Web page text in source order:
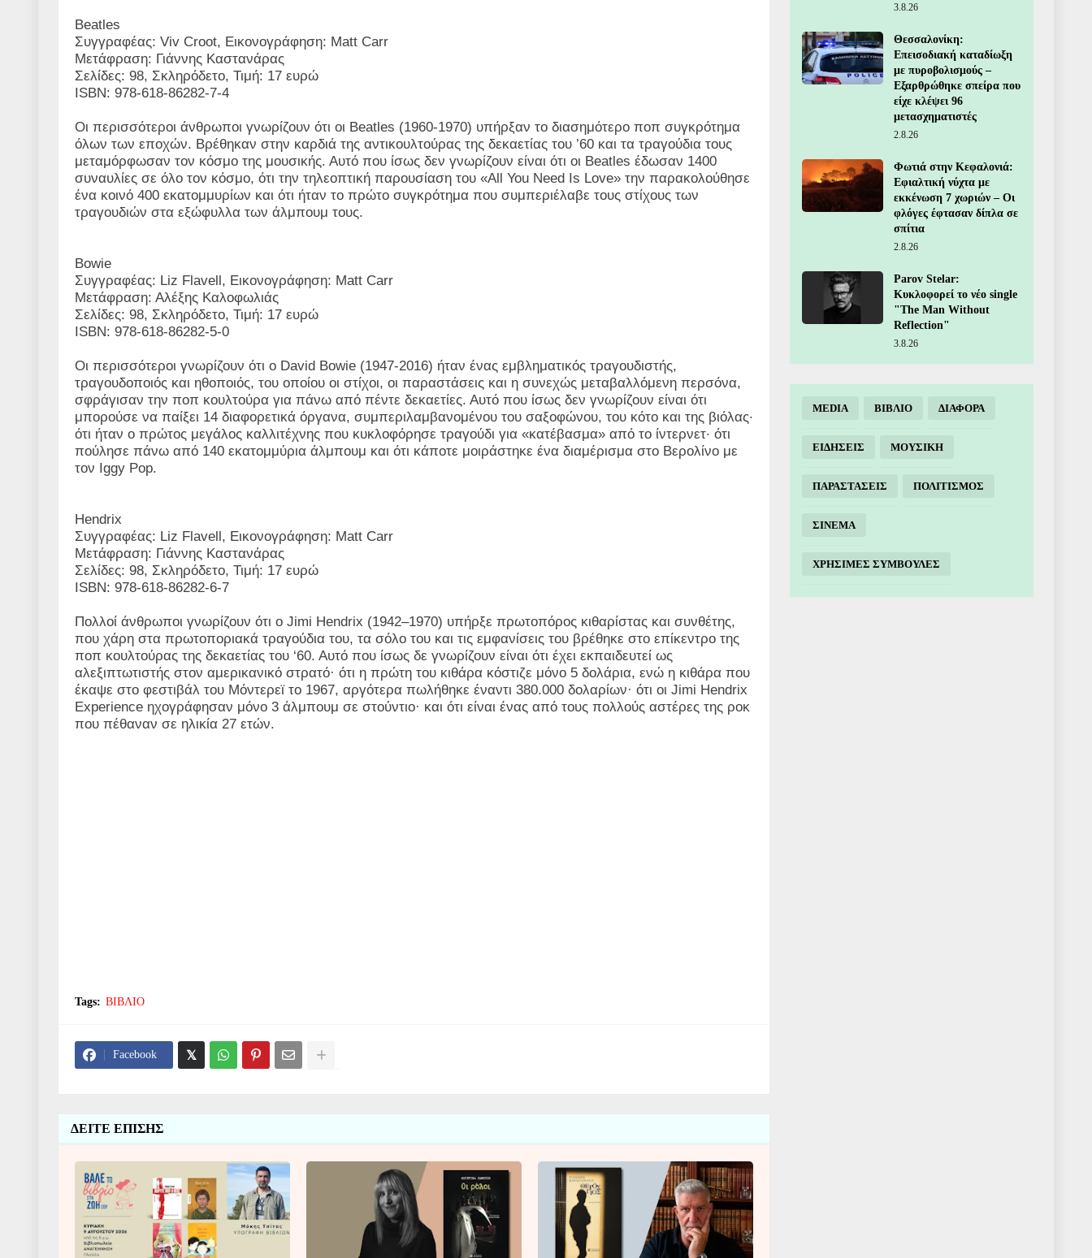
Beatles
Συγγραφέας: Viv Croot, Εικονογράφηση: Matt Carr
Μετάφραση: Γιάννης Καστανάρας
Σελίδες: 98, Σκληρόδετο, Τιμή: 17 ευρώ
ISBN: 978-618-86282-7-4
Οι περισσότεροι άνθρωποι γνωρίζουν ότι οι Beatles (1960-1970) υπήρξαν το διασημότερο ποπ συγκρότημα
όλων των εποχών. Βρέθηκαν στην καρδιά της αντικουλτούρας της δεκαετίας του ’60 και τα τραγούδια τους
μεταμόρφωσαν τον κόσμο της μουσικής. Αυτό που ίσως δεν γνωρίζουν είναι ότι οι Beatles έδωσαν 1400
συναυλίες σε όλο τον κόσμο, ότι την τηλεοπτική παρουσίαση του «All You Need Is Love» την παρακολούθησε
ένα κοινό 400 εκατομμυρίων και ότι ήταν το πρώτο συγκρότημα που συμπεριέλαβε τους στίχους των
τραγουδιών στα εξώφυλλα των άλμπουμ τους.
Bowie
Συγγραφέας: Liz Flavell, Εικονογράφηση: Matt Carr
Μετάφραση: Αλέξης Καλοφωλιάς
Σελίδες: 98, Σκληρόδετο, Τιμή: 17 ευρώ
ISBN: 978-618-86282-5-0
Οι περισσότεροι γνωρίζουν ότι ο David Bowie (1947-2016) ήταν ένας εμβληματικός τραγουδιστής,
τραγουδοποιός και ηθοποιός, του οποίου οι στίχοι, οι παραστάσεις και η συνεχώς μεταβαλλόμενη περσόνα,
σφράγισαν την ποπ κουλτούρα για πάνω από πέντε δεκαετίες. Αυτό που ίσως δεν γνωρίζουν είναι ότι
μπορούσε να παίξει 14 διαφορετικά όργανα, συμπεριλαμβανομένου του σαξοφώνου, του κότο και της βιόλας·
ότι ήταν ο πρώτος μεγάλος καλλιτέχνης που κυκλοφόρησε τραγούδι για «κατέβασμα» από το ίντερνετ· ότι
πούλησε πάνω από 140 εκατομμύρια άλμπουμ και ότι κάποτε μοιράστηκε ένα διαμέρισμα στο Βερολίνο με
τον Iggy Pop.
Hendrix
Συγγραφέας: Liz Flavell, Εικονογράφηση: Matt Carr
Μετάφραση: Γιάννης Καστανάρας
Σελίδες: 98, Σκληρόδετο, Τιμή: 17 ευρώ
ISBN: 978-618-86282-6-7
Πολλοί άνθρωποι γνωρίζουν ότι ο Jimi Hendrix (1942–1970) υπήρξε πρωτοπόρος κιθαρίστας και συνθέτης,
που χάρη στα πρωτοποριακά τραγούδια του, τα σόλο του και τις εμφανίσεις του βρέθηκε στο επίκεντρο της
ποπ κουλτούρας της δεκαετίας του ‘60. Αυτό που ίσως δε γνωρίζουν είναι ότι έχει εκπαιδευτεί ως
αλεξιπτωτιστής στον αμερικανικό στρατό· ότι η πρώτη του κιθάρα κόστιζε μόνο 5 δολάρια, ενώ η κιθάρα που
έκαψε στο φεστιβάλ του Μόντερεϊ το 1967, αργότερα πωλήθηκε έναντι 380.000 δολαρίων· ότι οι Jimi Hendrix
Experience ηχογράφησαν μόνο 3 άλμπουμ σε στούντιο· και ότι είναι ένας από τους πολλούς αστέρες της ροκ
που πέθαναν σε ηλικία 27 ετών.
Tags: ΒΙΒΛΙΟ
Facebook
ΔΕΙΤΕ ΕΠΙΣΗΣ
3.8.26
Θεσσαλονίκη:
Επεισοδιακή καταδίωξη
με πυροβολισμούς –
Εξαρθρώθηκε σπείρα που
είχε κλέψει 96
μετασχηματιστές
2.8.26
Φωτιά στην Κεφαλονιά:
Εφιαλτική νύχτα με
εκκένωση 7 χωριών – Οι
φλόγες έφτασαν δίπλα σε
σπίτια
2.8.26
Parov Stelar:
Κυκλοφορεί το νέο single
"The Man Without
Reflection"
3.8.26
MEDIA ΒΙΒΛΙΟ ΔΙΑΦΟΡΑ
ΕΙΔΗΣΕΙΣ ΜΟΥΣΙΚΗ
ΠΑΡΑΣΤΑΣΕΙΣ ΠΟΛΙΤΙΣΜΟΣ
ΣΙΝΕΜΑ
ΧΡΗΣΙΜΕΣ ΣΥΜΒΟΥΛΕΣ